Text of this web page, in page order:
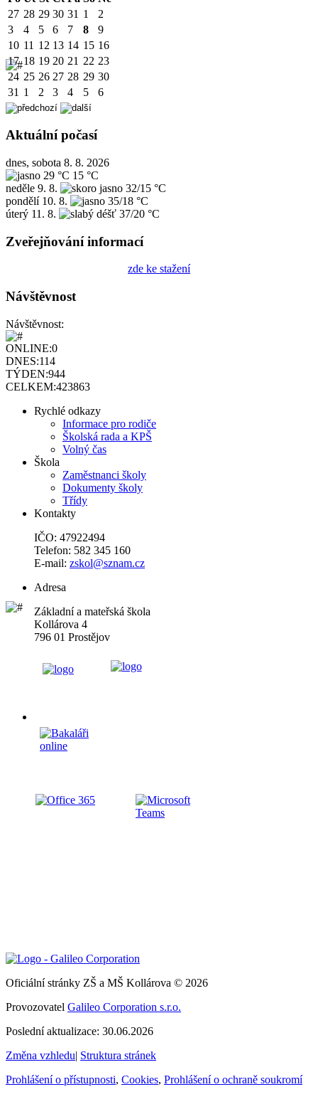
27 28 29 30 31 1
2
3
4 5 6 7 8
9
10 11 12 13 14 15 16
17 18 19 20 21 22 23
24 25 26 27 28 29 30
31 1 2 3 4 5 6
Aktuální počasí
dnes, sobota 8. 8. 2026
29 °C 15 °C
neděle 9. 8.
32/15 °C
pondělí 10. 8.
35/18 °C
úterý 11. 8. 37/20 °C
Zveřejňování informací
zde ke stažení
Návštěvnost
Návštěvnost:
ONLINE:0
DNES:114
TÝDEN:944
CELKEM:423863
Rychlé odkazy
Informace pro rodiče
Školská rada a KPŠ
Volný čas
Škola
Zaměstnanci školy
Dokumenty školy
Třídy
Kontakty
IČO: 47922494
Telefon: 582 345 160
E-mail: zskol@sznam.cz
Adresa
Základní a mateřská škola
Kollárova 4
796 01 Prostějov
Oficiální stránky ZŠ a MŠ Kollárova © 2026
Provozovatel Galileo Corporation s.r.o.
Poslední aktualizace: 30.06.2026
Změna vzhledu| Struktura stránek
Prohlášení o přístupnosti, Cookies, Prohlášení o ochraně soukromí